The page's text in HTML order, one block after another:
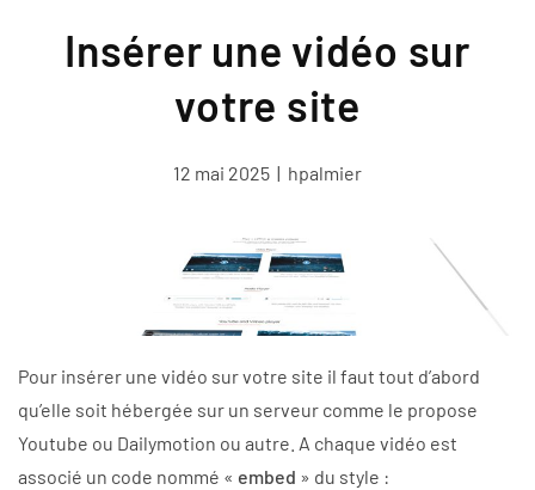
Insérer une vidéo sur
votre site
12 mai 2025 | hpalmier
Pour insérer une vidéo sur votre site il faut tout d’abord
qu’elle soit hébergée sur un serveur comme le propose
Youtube ou Dailymotion ou autre. A chaque vidéo est
associé un code nommé « embed » du style :